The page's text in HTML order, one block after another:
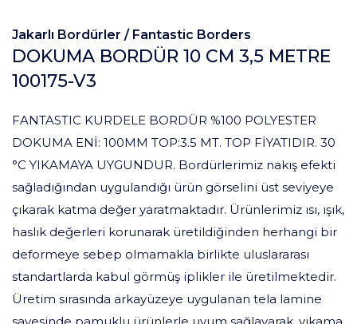
Jakarlı Bordürler / Fantastic Borders
DOKUMA BORDÜR 10 CM 3,5 METRE
100175-V3
FANTASTIC KURDELE BORDÜR %100 POLYESTER
DOKUMA ENİ: 100MM TOP:3.5 MT. TOP FİYATIDIR. 30
°C YIKAMAYA UYGUNDUR. Bordürlerimiz nakış efekti
sağladığından uygulandığı ürün görselini üst seviyeye
çıkarak katma değer yaratmaktadır. Ürünlerimiz ısı, ışık,
haslık değerleri korunarak üretildiğinden herhangi bir
deformeye sebep olmamakla birlikte uluslararası
standartlarda kabul görmüş iplikler ile üretilmektedir.
Üretim sırasında arkayüzeye uygulanan tela lamine